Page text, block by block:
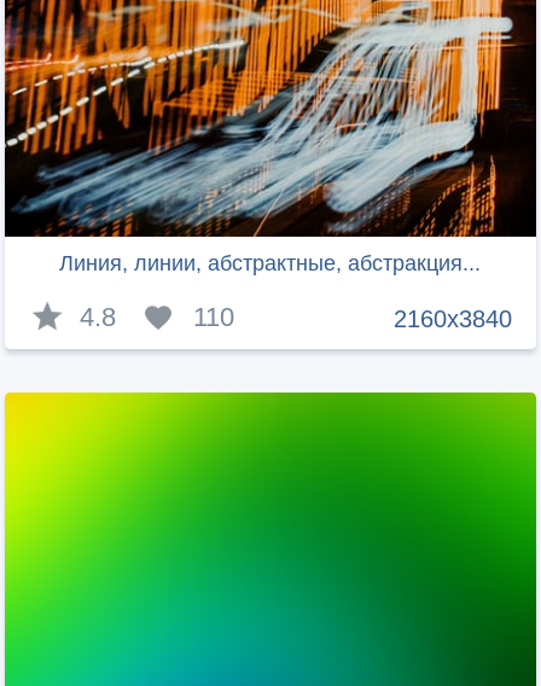
Линия, линии, абстрактные, aбстракция...
2160x3840
4.8 110